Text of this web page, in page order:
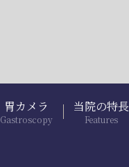
胃カメラ
Gastroscopy
当院の特長
Features